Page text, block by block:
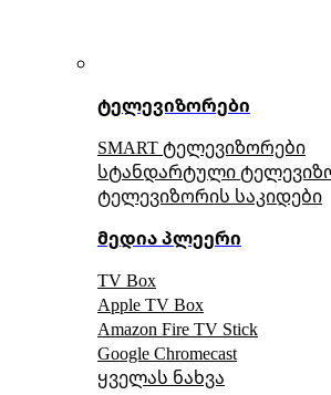
ტელევიზორები
SMART ტელევიზორები
სტანდარტული
ტელევიზორის საკიდები
მედია პლეერი
TV Box
Apple TV Box
Amazon Fire TV Stick
Google Chromecast
ყველას ნახვა